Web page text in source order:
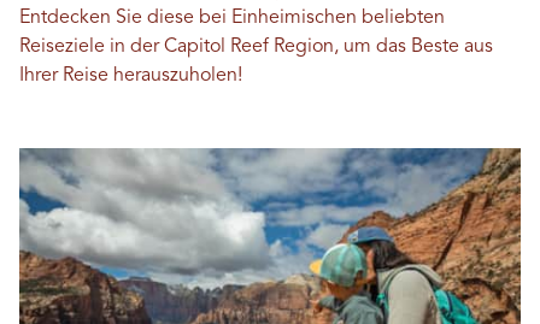
Entdecken Sie diese bei Einheimischen beliebten
Reiseziele in der Capitol Reef Region, um das Beste aus
Ihrer Reise herauszuholen!